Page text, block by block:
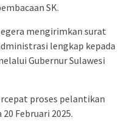
SK.
mengirimkan surat
lengkap kepada
Gubernur Sulawesi
proses pelantikan
Februari 2025.